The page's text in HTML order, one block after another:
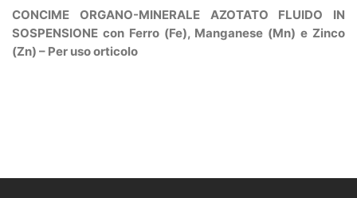
CONCIME ORGANO-MINERALE AZOTATO FLUIDO IN
SOSPENSIONE con Ferro (Fe), Manganese (Mn) e Zinco
(Zn) – Per uso orticolo